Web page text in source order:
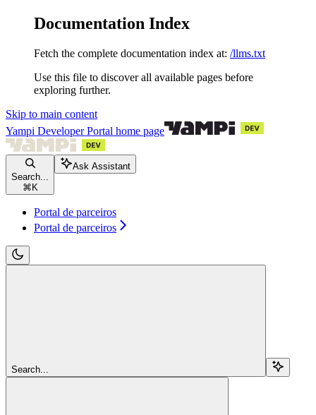
Documentation Index
Fetch the complete documentation index at: /llms.txt
Use this file to discover all available pages before
exploring further.
Skip to main content
Yampi Developer Portal home page
Search...
⌘ K
Ask Assistant
Portal de parceiros
Portal de parceiros
Search...